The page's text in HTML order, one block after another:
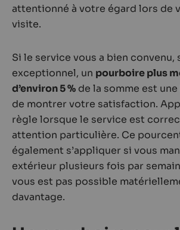
attentionné à votre égard lors de
visite.
Si le service vous a bien convenu,
exceptionnel, un pourboire plus
d’environ 5 % de la somme est
de montrer votre satisfaction.
règle lorsque le service est
attention particulière. Ce
également s’appliquer si vous
extérieur plusieurs fois par
vous est pas possible
davantage.